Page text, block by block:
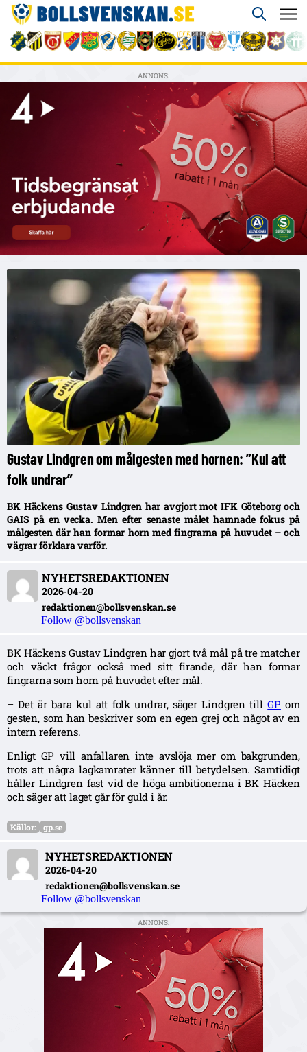
ANNONS:
Gustav Lindgren om målgesten med hornen: ”Kul att
folk undrar”
BK Häckens Gustav Lindgren har avgjort mot IFK Göteborg och
GAIS på en vecka. Men efter senaste målet hamnade fokus på
målgesten där han formar horn med fingrarna på huvudet – och
vägrar förklara varför.
NYHETSREDAKTIONEN
2026-04-20
redaktionen@bollsvenskan.se
Follow @bollsvenskan
BK Häckens Gustav Lindgren har gjort två mål på tre matcher
och väckt frågor också med sitt firande, där han formar
fingrarna som horn på huvudet efter mål.
– Det är bara kul att folk undrar, säger Lindgren tillGP om
gesten, som han beskriver som en egen grej och något av en
intern referens.
Enligt GP vill anfallaren inte avslöja mer om bakgrunden,
trots att några lagkamrater känner till betydelsen. Samtidigt
håller Lindgren fast vid de höga ambitionerna i BK Häcken
och säger att laget går för guld i år.
Källor: gp.se
NYHETSREDAKTIONEN
2026-04-20
redaktionen@bollsvenskan.se
Follow @bollsvenskan
ANNONS: